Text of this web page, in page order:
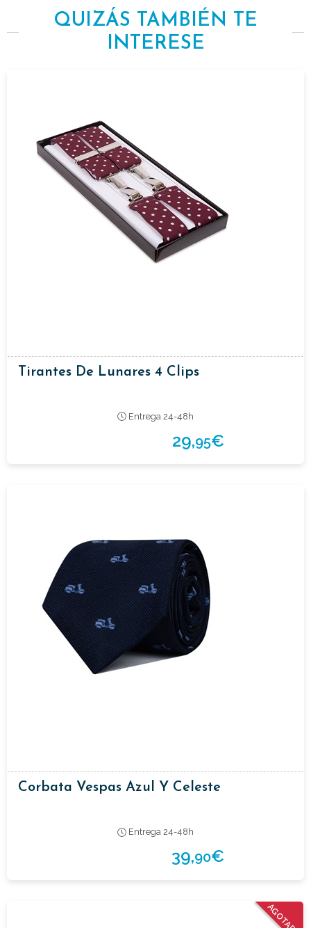
QUIZÁS TAMBIÉN TE
INTERESE
Tirantes De Lunares 4 Clips
Entrega 24-48h
29,95€
Corbata Vespas Azul Y Celeste
Entrega 24-48h
39,90€